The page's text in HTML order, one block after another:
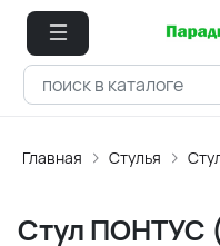
Главная Стулья
Стул ПОНТУС